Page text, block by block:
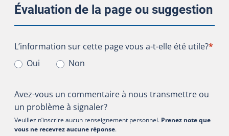
Évaluation de la page ou suggestion
L’information sur cette page vous a-t-elle été utile?
L’information sur cette page vous a-t-elle été utile?*
Oui
Non
Avez-vous un commentaire à nous transmettre ou
un problème à signaler?
Veuillez n’inscrire aucun renseignement personnel. Prenez note que
vous ne recevrez aucune réponse.